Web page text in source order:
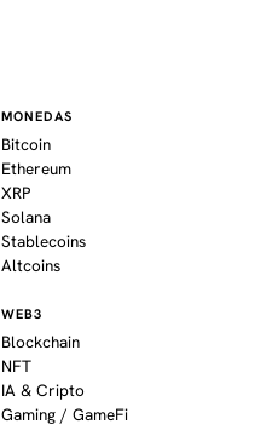
MONEDAS
Bitcoin
Ethereum
XRP
Solana
Stablecoins
Altcoins
WEB3
Blockchain
NFT
IA & Cripto
Gaming / GameFi